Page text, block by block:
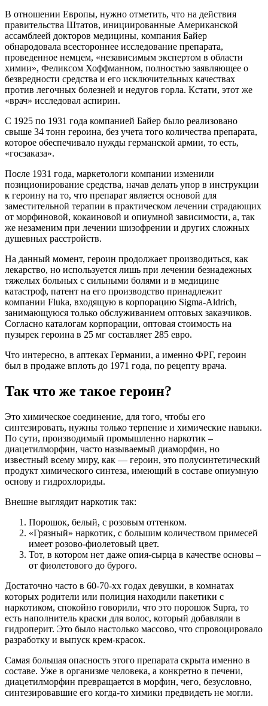
В отношении Европы, нужно отметить, что на действия
правительства Штатов, инициированные Американской
ассамблеей докторов медицины, компания Байер
обнародовала всестороннее исследование препарата,
проведенное немцем, «независимым экспертом в области
химии», Феликсом Хоффманном, полностью заявляющее о
безвредности средства и его исключительных качествах
против легочных болезней и недугов горла. Кстати, этот же
«врач» исследовал аспирин.
С 1925 по 1931 года компанией Байер было реализовано
свыше 34 тонн героина, без учета того количества препарата,
которое обеспечивало нужды германской армии, то есть,
«госзаказа».
После 1931 года, маркетологи компании изменили
позиционирование средства, начав делать упор в инструкции
к героину на то, что препарат является основой для
заместительной терапии в практическом лечении страдающих
от морфиновой, кокаиновой и опиумной зависимости, а, так
же незаменим при лечении шизофрении и других сложных
душевных расстройств.
На данный момент, героин продолжает производиться, как
лекарство, но используется лишь при лечении безнадежных
тяжелых больных с сильными болями и в медицине
катастроф, патент на его производство принадлежит
компании Fluka, входящую в корпорацию Sigma-Aldrich,
занимающуюся только обслуживанием оптовых заказчиков.
Согласно каталогам корпорации, оптовая стоимость на
пузырек героина в 25 мг составляет 285 евро.
Что интересно, в аптеках Германии, а именно ФРГ, героин
был в продаже вплоть до 1971 года, по рецепту врача.
Так что же такое героин?
Это химическое соединение, для того, чтобы его
синтезировать, нужны только терпение и химические навыки.
По сути, производимый промышленно наркотик –
диацетилморфин, часто называемый диаморфин, но
известный всему миру, как — героин, это полусинтетический
продукт химического синтеза, имеющий в составе опиумную
основу и гидрохлориды.
Внешне выглядит наркотик так:
Порошок, белый, с розовым оттенком.
«Грязный» наркотик, с большим количеством примесей
имеет розово-фиолетовый цвет.
Тот, в котором нет даже опия-сырца в качестве основы –
от фиолетового до бурого.
Достаточно часто в 60-70-хх годах девушки, в комнатах
которых родители или полиция находили пакетики с
наркотиком, спокойно говорили, что это порошок Supra, то
есть наполнитель краски для волос, который добавляли в
гидроперит. Это было настолько массово, что спровоцировало
разработку и выпуск крем-красок.
Самая большая опасность этого препарата скрыта именно в
составе. Уже в организме человека, а конкретно в печени,
диацетилморфин превращается в морфин, чего, безусловно,
синтезировавшие его когда-то химики предвидеть не могли.